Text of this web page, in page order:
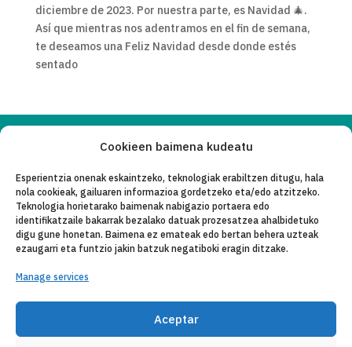
Cookieen baimena kudeatu
Esperientzia onenak eskaintzeko, teknologiak erabiltzen ditugu, hala
nola cookieak, gailuaren informazioa gordetzeko eta/edo atzitzeko.
Teknologia horietarako baimenak nabigazio portaera edo
identifikatzaile bakarrak bezalako datuak prozesatzea ahalbidetuko
digu gune honetan. Baimena ez emateak edo bertan behera uzteak
ezaugarri eta funtzio jakin batzuk negatiboki eragin ditzake.
Manage services
Aceptar
diciembre de 2023. Por nuestra parte, es Navidad 🎄.
Así que mientras nos adentramos en el fin de semana,
te deseamos una Feliz Navidad desde donde estés
sentado
Copyleft 2025Itaka-Escolapios
LEGE OHAR
PRIBATASUN-POLITIKA
ENTITATE KOLABORATZAILEAK